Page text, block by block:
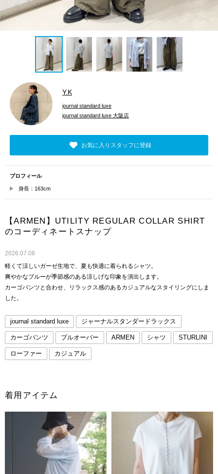
Y.K
journal standard luxe
journal standard luxe 大阪店
お気に入りスタッフに登録
プロフィール
身長：163cm
【ARMEN】UTILITY REGULAR COLLAR SHIRT
のコーディネートスナップ
2026.07.08
軽くて涼しいガーゼ生地で、夏も快適に着られるシャツ。
爽やかなブルーが季節感のある涼しげな印象を演出します。
カーゴパンツと合わせ、リラックス感のあるカジュアルなスタイリングにしま
した。
journal standard luxe ジャーナルスタンダードラックス
カーゴパンツ プルオーバー ARMEN シャツ STURLINI
ローファー カジュアル
着用アイテム